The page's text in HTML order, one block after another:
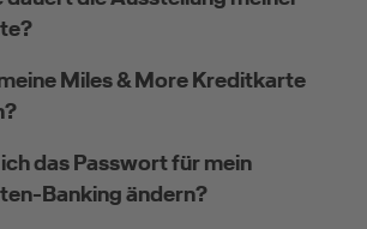
Miles & More Kreditkarte
das Passwort für mein
Banking ändern?